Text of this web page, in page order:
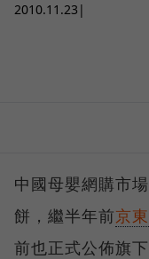
2010.11.23 |
中國母嬰網購市
餅，繼半年前京
前也正式公佈旗